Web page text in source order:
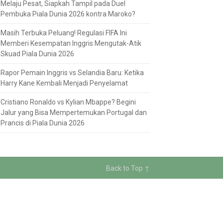
Melaju Pesat, Siapkah Tampil pada Duel
Pembuka Piala Dunia 2026 kontra Maroko?
Masih Terbuka Peluang! Regulasi FIFA Ini
Memberi Kesempatan Inggris Mengutak-Atik
Skuad Piala Dunia 2026
Rapor Pemain Inggris vs Selandia Baru: Ketika
Harry Kane Kembali Menjadi Penyelamat
Cristiano Ronaldo vs Kylian Mbappe? Begini
Jalur yang Bisa Mempertemukan Portugal dan
Prancis di Piala Dunia 2026
Back to Top ↑